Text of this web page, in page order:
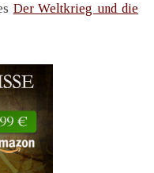
Der Weltkrieg und die